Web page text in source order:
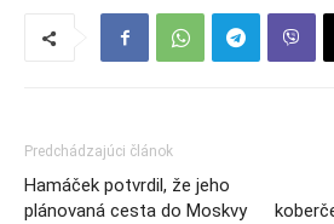
Predchádzajúci článok
Hamáček potvrdil, že jeho
plánovaná cesta do Moskvy